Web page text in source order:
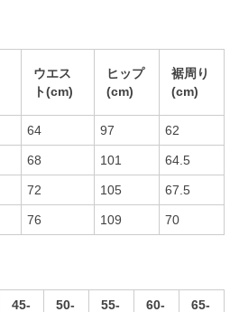
ウエス
ト(cm)
ヒップ
(cm)
裾周り
(cm)
64 97 62
68 101 64.5
72 105 67.5
76 109 70
45-
50-
55-
60-
65-